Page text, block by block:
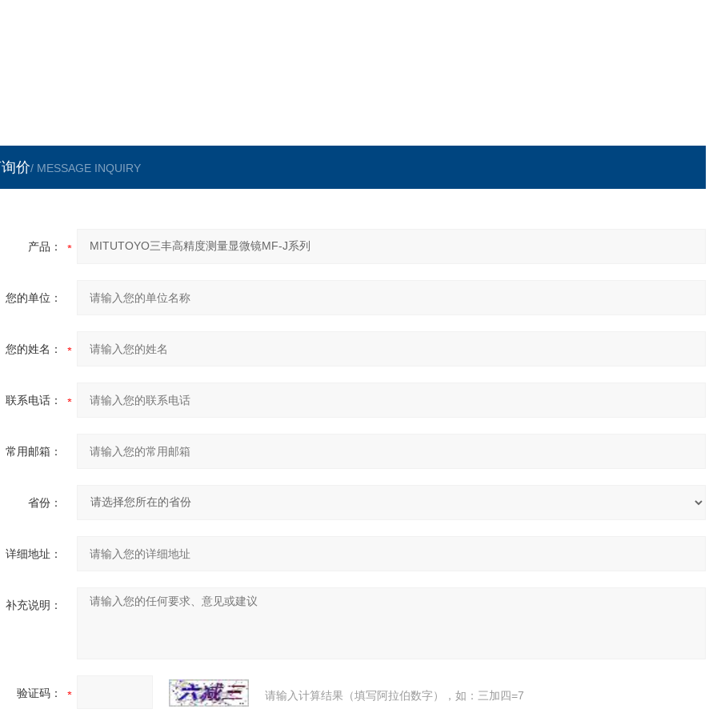
价/ MESSAGE INQUIRY
产品：
您的单位：
您的姓名：
联系电话：
常用邮箱：
省份：
详细地址：
补充说明：
验证码： 请输入计算结果（填写阿拉伯数字），如：三加四=7